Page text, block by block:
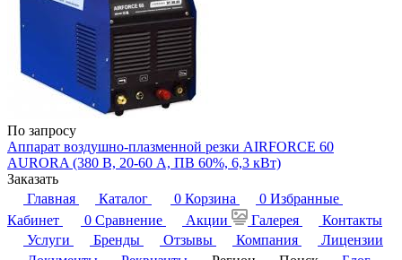
По запросу
Аппарат воздушно-плазменной резки AIRFORCE 60
AURORA (380 В, 20-60 А, ПВ 60%, 6,3 кВт)
Заказать
Главная
Каталог 0 Корзина 0 Избранные
Кабинет
0 Сравнение Акции Галерея
Контакты
Услуги
Бренды Отзывы Компания
Лицензии